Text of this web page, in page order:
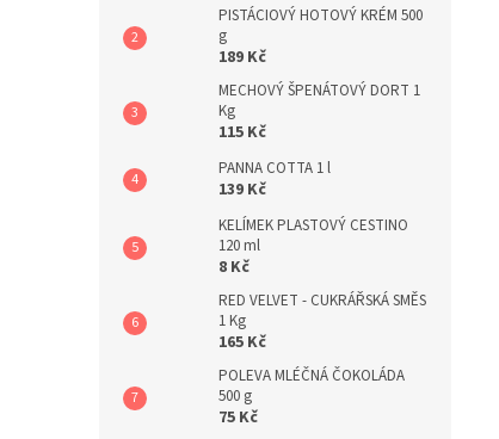
PISTÁCIOVÝ HOTOVÝ KRÉM 500
g
189 Kč
MECHOVÝ ŠPENÁTOVÝ DORT 1
Kg
115 Kč
PANNA COTTA 1 l
139 Kč
KELÍMEK PLASTOVÝ CESTINO
120 ml
8 Kč
RED VELVET - CUKRÁŘSKÁ SMĚS
1 Kg
165 Kč
POLEVA MLÉČNÁ ČOKOLÁDA
500 g
75 Kč